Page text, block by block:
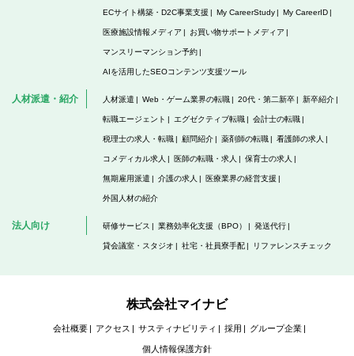
ECサイト構築・D2C事業支援 My CareerStudy My CareerID
医療施設情報メディア お買い物サポートメディア
マンスリーマンション予約
AIを活用したSEOコンテンツ支援ツール
人材派遣・紹介 人材派遣 Web・ゲーム業界の転職 20代・第二新卒 新卒紹介
転職エージェント エグゼクティブ転職 会計士の転職
税理士の求人・転職 顧問紹介 薬剤師の転職 看護師の求人
コメディカル求人 医師の転職・求人 保育士の求人
無期雇用派遣 介護の求人 医療業界の経営支援
外国人材の紹介
法人向け 研修サービス 業務効率化支援（BPO） 発送代行
貸会議室・スタジオ 社宅・社員寮手配 リファレンスチェック
株式会社マイナビ
会社概要 アクセス サスティナビリティ 採用 グループ企業
個人情報保護方針